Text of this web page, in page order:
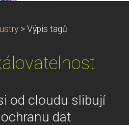
> Výpis tagů
od cloudu slibují
dat